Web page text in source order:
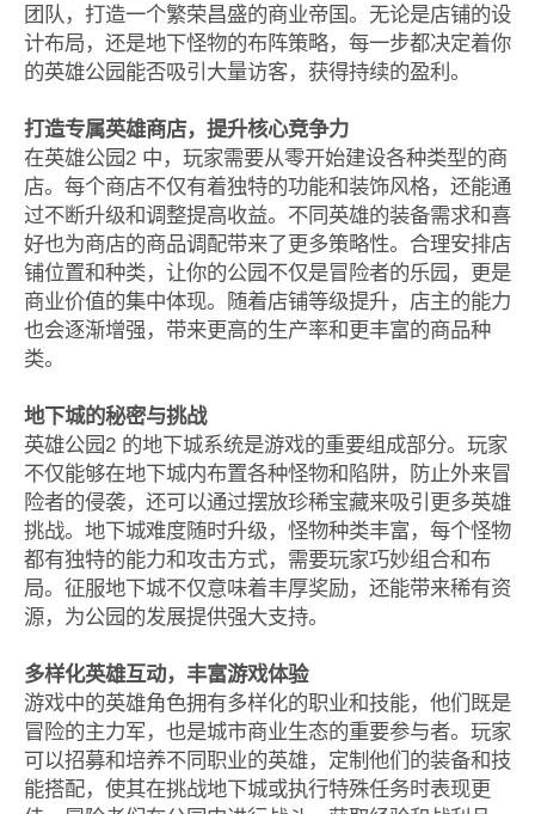
团队，打造一个繁荣昌盛的商业帝国。无论是店铺的设
计布局，还是地下怪物的布阵策略，每一步都决定着你
的英雄公园能否吸引大量访客，获得持续的盈利。
打造专属英雄商店，提升核心竞争力
在英雄公园2 中，玩家需要从零开始建设各种类型的商
店。每个商店不仅有着独特的功能和装饰风格，还能通
过不断升级和调整提高收益。不同英雄的装备需求和喜
好也为商店的商品调配带来了更多策略性。合理安排店
铺位置和种类，让你的公园不仅是冒险者的乐园，更是
商业价值的集中体现。随着店铺等级提升，店主的能力
也会逐渐增强，带来更高的生产率和更丰富的商品种
类。
地下城的秘密与挑战
英雄公园2 的地下城系统是游戏的重要组成部分。玩家
不仅能够在地下城内布置各种怪物和陷阱，防止外来冒
险者的侵袭，还可以通过摆放珍稀宝藏来吸引更多英雄
挑战。地下城难度随时升级，怪物种类丰富，每个怪物
都有独特的能力和攻击方式，需要玩家巧妙组合和布
局。征服地下城不仅意味着丰厚奖励，还能带来稀有资
源，为公园的发展提供强大支持。
多样化英雄互动，丰富游戏体验
游戏中的英雄角色拥有多样化的职业和技能，他们既是
冒险的主力军，也是城市商业生态的重要参与者。玩家
可以招募和培养不同职业的英雄，定制他们的装备和技
能搭配，使其在挑战地下城或执行特殊任务时表现更